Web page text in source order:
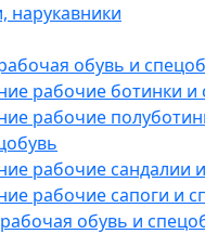
нарукавники
обувь и
рабочие ботинки и
рабочие
рабочие сандалии
рабочие сапоги и
обувь и